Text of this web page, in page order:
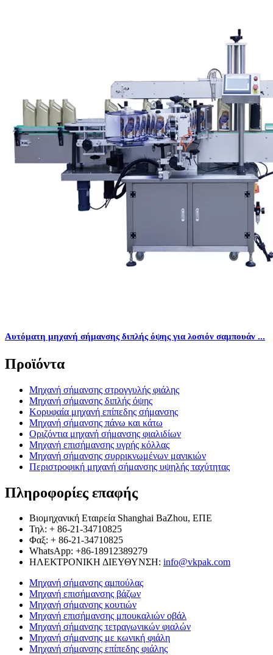
Αυτόματη μηχανή σήμανσης διπλής όψης για λοσιόν σαμπουάν ...
Προϊόντα
Μηχανή σήμανσης στρογγυλής φιάλης
Μηχανή σήμανσης διπλής όψης
Κορυφαία μηχανή επίπεδης σήμανσης
Μηχανή σήμανσης πάνω και κάτω
Οριζόντια μηχανή σήμανσης φιαλιδίων
Μηχανή επισήμανσης υγρής κόλλας
Μηχανή σήμανσης συρρικνωμένων μανικιών
Περιστροφική μηχανή σήμανσης υψηλής ταχύτητας
Πληροφορίες επαφής
Βιομηχανική Εταιρεία Shanghai BaZhou, ΕΠΕ
Τηλ: + 86-21-34710825
Φαξ: + 86-21-34710825
WhatsApp: +86-18912389279
ΗΛΕΚΤΡΟΝΙΚΗ ΔΙΕΥΘΥΝΣΗ: info@vkpak.com
Μηχανή σήμανσης αμπούλας
Μηχανή επισήμανσης βάζων
Μηχανή σήμανσης κουτιών
Μηχανή επισήμανσης μπουκαλιών οβάλ
Μηχανή σήμανσης τετραγωνικών φιαλών
Μηχανή σήμανσης με κωνική φιάλη
Μηχανή σήμανσης επίπεδης φιάλης